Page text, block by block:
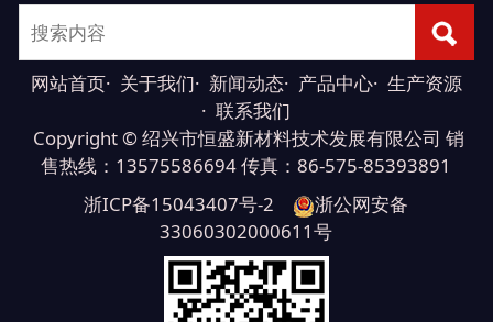
网站首页· 关于我们· 新闻动态· 产品中心· 生产资源
·联系我们
Copyright © 绍兴市恒盛新材料技术发展有限公司 销
售热线：13575586694 传真：86-575-85393891
浙ICP备15043407号-2
浙公网安备
33060302000611号